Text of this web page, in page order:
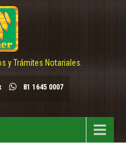
y Trámites Notariales.
81 1645 0007